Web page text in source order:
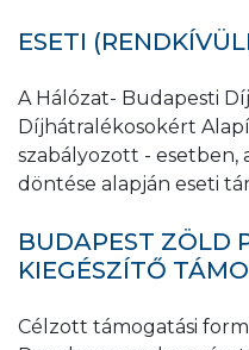
ESETI
A Hálózat- Budapesti
Díjhátralékosokért
szabályozott - esetben,
döntése alapján eseti
BUDAPEST ZÖLD
KIEGÉSZÍTŐ
Célzott támogatási